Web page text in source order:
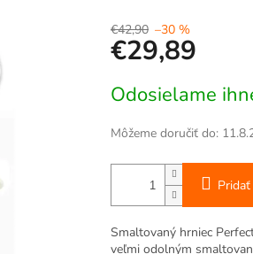
€42,90 –30 %
€29,89
cena:
Odosielame
Môžeme doručiť do:
Smaltovaný hrniec
veľmi odolným